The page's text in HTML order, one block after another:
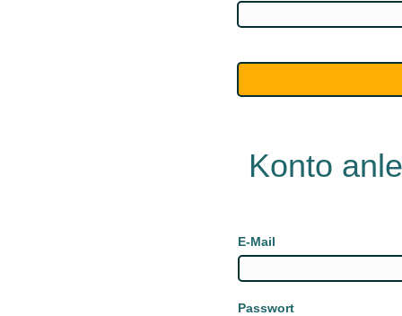
Konto
E-Mail
Passwort